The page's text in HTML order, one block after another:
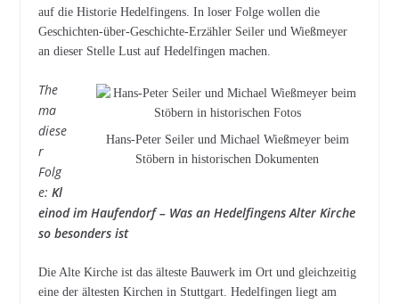
auf die Historie Hedelfingens. In loser Folge wollen die
Geschichten-über-Geschichte-Erzähler Seiler und Wießmeyer
an dieser Stelle Lust auf Hedelfingen machen.
Hans-Peter Seiler und Michael Wießmeyer beim
Stöbern in historischen Dokumenten
The
ma
diese
r
Folg
e: Kl
einod im Haufendorf – Was an Hedelfingens Alter Kirche
so besonders ist
Die Alte Kirche ist das älteste Bauwerk im Ort und gleichzeitig
eine der ältesten Kirchen in Stuttgart. Hedelfingen liegt am